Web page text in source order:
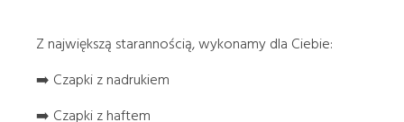
Z największą starannością, wykonamy dla Ciebie:
➡️ Czapki z nadrukiem
➡️ Czapki z haftem